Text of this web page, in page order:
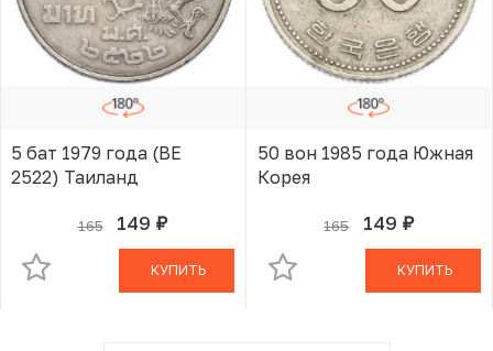
5 бат 1979 года (BE
2522) Таиланд
165 149 руб.
В КОРЗИНЕ
КУПИТЬ
50 вон 1985 года Южная
Корея
165 149 руб.
В КОРЗИНЕ
КУПИТЬ